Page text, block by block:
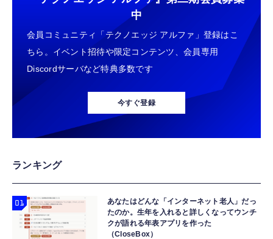
中
会員コミュニティ「テクノエッジ アルファ」登録はこ
ちら。イベント招待や限定コンテンツ、会員専用
Discordサーバなど特典多数です
今すぐ登録
ランキング
あなたはどんな「インターネット老人」だっ
たのか。生年を入れると詳しくなってウンチ
クが語れる年表アプリを作った
（CloseBox）